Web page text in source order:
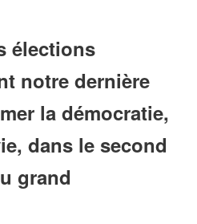
élections
notre dernière
la démocratie,
dans le second
grand